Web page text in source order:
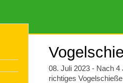
08. Juli 2023 - Nach 4
richtiges